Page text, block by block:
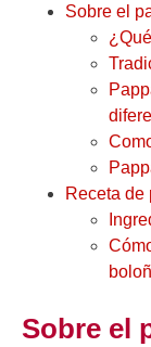
Sobre el
Receta de
Sobre el